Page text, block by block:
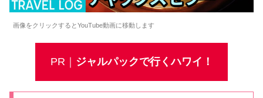
画像をクリックするとYouTube動画に移動します
PR｜ ジャルパックで行くハワイ！